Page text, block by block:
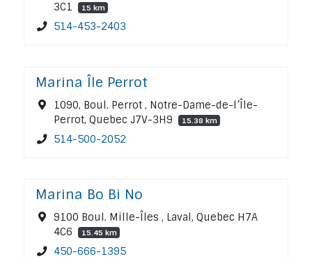
3C1
15 km
514-453-2403
Marina Île Perrot
1090, Boul. Perrot , Notre-Dame-de-l’Île-
Perrot, Quebec J7V-3H9
15.38 km
514-500-2052
Marina Bo Bi No
9100 Boul. Mille-Îles , Laval, Quebec H7A
4C6
15.45 km
450-666-1395